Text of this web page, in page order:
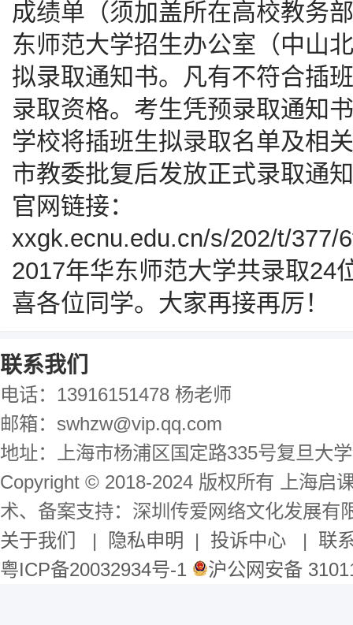
成绩单（须加盖所在高校教务
东师范大学招生办公室（中山
拟录取通知书。凡有不符合插
录取资格。考生凭预录取通知
学校将插班生拟录取名单及相
市教委批复后发放正式录取通
官网链接：
xxgk.ecnu.edu.cn/s/202/t/377/
2017年华东师范大学共录取24
喜各位同学。大家再接再厉！
联系我们
电话：13916151478 杨老师
邮箱：swhzw@vip.qq.com
地址：上海市杨浦区国定路335号复旦大
Copyright © 2018-2024 版权所有 上海启
术、备案支持：深圳传爱网络文化发展有
关于我们
| 隐私申明 | 投诉中心 | 联
粤ICP备20032934号-1
沪公网安备